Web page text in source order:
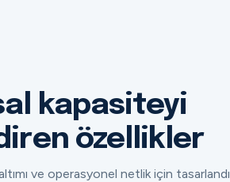
kapasiteyi
özellikler
ve operasyonel netlik için tasarlandı.